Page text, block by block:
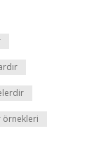
örnekleri